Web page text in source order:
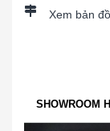
Xem bản đồ
SHOWROOM